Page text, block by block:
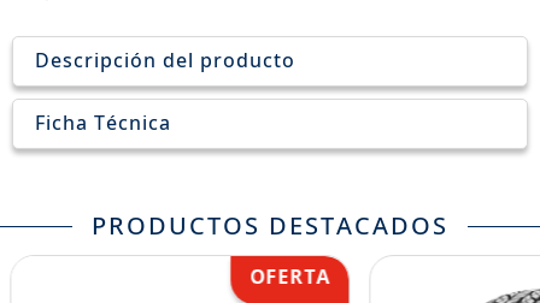
Descripción del producto
Ficha Técnica
PRODUCTOS DESTACADOS